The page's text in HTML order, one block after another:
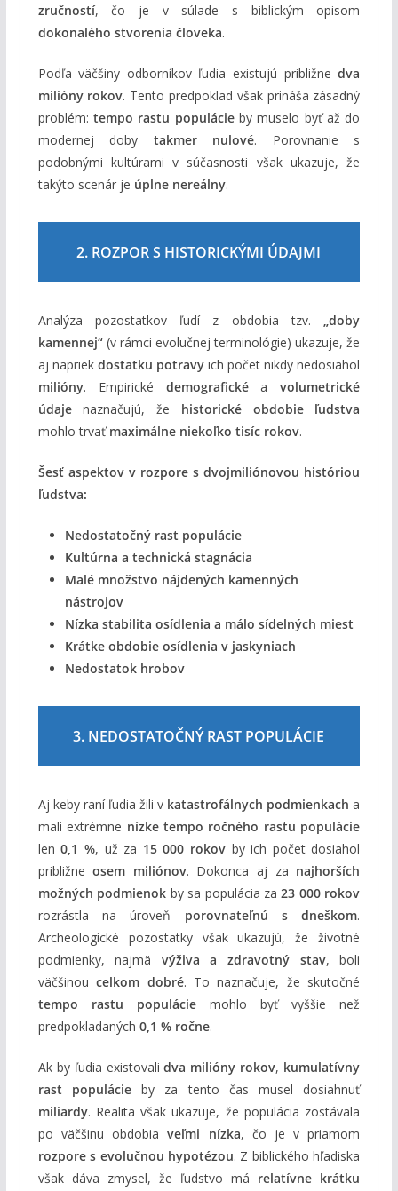
zručností, čo je v súlade s biblickým opisom
dokonalého stvorenia človeka.
Podľa väčšiny odborníkov ľudia existujú približnedva
milióny rokov. Tento predpoklad však prináša zásadný
problém:tempo rastu populácieby muselo byť až do
modernej doby takmer nulové. Porovnanie s
podobnými kultúrami v súčasnosti však ukazuje, že
takýto scenár je úplne nereálny.
2. ROZPOR S HISTORICKÝMI ÚDAJMI
Analýza pozostatkov ľudí z obdobia tzv.„doby
kamennej“(v rámci evolučnej terminológie) ukazuje, že
aj napriek dostatku potravyich počet nikdy nedosiahol
milióny. Empirické demografickéavolumetrické
údajenaznačujú, že historické obdobie ľudstva
mohlo trvaťmaximálne niekoľko tisíc rokov.
Šesť aspektov v rozpore s dvojmiliónovou históriou
ľudstva:
Nedostatočný rast populácie
Kultúrna a technická stagnácia
Malé množstvo nájdených kamenných
nástrojov
Nízka stabilita osídlenia a málo sídelných miest
Krátke obdobie osídlenia v jaskyniach
Nedostatok hrobov
3. NEDOSTATOČNÝ RAST POPULÁCIE
Aj keby raní ľudia žili v katastrofálnych podmienkach a
mali extrémne nízke tempo ročného rastu populácie
len0,1 %, už za 15 000 rokovby ich počet dosiahol
približneosem miliónov. Dokonca aj za najhorších
možných podmienok by sa populácia za23 000 rokov
rozrástla na úroveň porovnateľnú s dneškom.
Archeologické pozostatky však ukazujú, že životné
podmienky, najmä výživa a zdravotný stav, boli
väčšinoucelkom dobré. To naznačuje, že skutočné
tempo rastu populáciemohlo byť vyššie než
predpokladaných 0,1 % ročne.
Ak by ľudia existovalidva milióny rokov, kumulatívny
rast populácieby za tento čas musel dosiahnuť
miliardy. Realita však ukazuje, že populácia zostávala
po väčšinu obdobiaveľmi nízka, čo je v priamom
rozpore s evolučnou hypotézou. Z biblického hľadiska
však dáva zmysel, že ľudstvo má relatívne krátku